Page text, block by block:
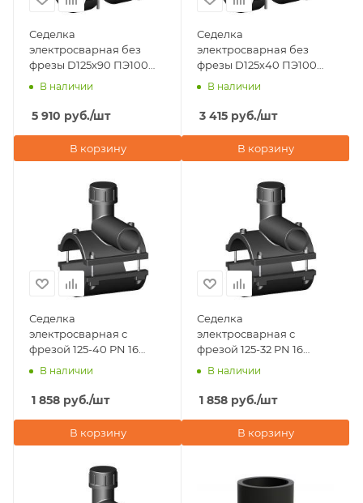
Седелка
электросварная без
фрезы D125х90 ПЭ100
SDR 11 Eurostandard
В наличии
5 910 руб./шт
В корзину
Седелка
электросварная без
фрезы D125х40 ПЭ100
SDR 11 Eurostandard
В наличии
3 415 руб./шт
В корзину
Седелка
электросварная с
фрезой 125-40 PN 16
TAPPING TEE WITHOUT
В наличии
1 858 руб./шт
В корзину
Седелка
электросварная с
фрезой 125-32 PN 16
TAPPING TEE WITHOUT
В наличии
1 858 руб./шт
В корзину